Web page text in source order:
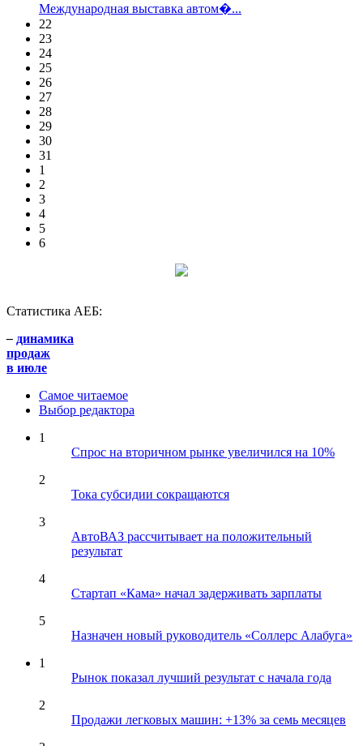
Международная выставка автом�...
22
23
24
25
26
27
28
29
30
31
1
2
3
4
5
6
Статистика АЕБ:
– динамика
продаж
в июле
Самое читаемое
Выбор редактора
1
Спрос на вторичном рынке увеличился на 10%
2
Тока субсидии сокращаются
3
АвтоВАЗ рассчитывает на положительный
результат
4
Стартап «Кама» начал задерживать зарплаты
5
Назначен новый руководитель «Соллерс Алабуга»
1
Рынок показал лучший результат с начала года
2
Продажи легковых машин: +13% за семь месяцев